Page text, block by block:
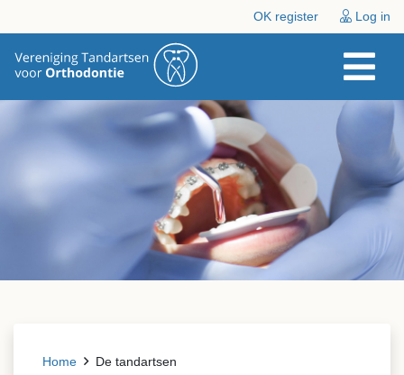
OK register Log in
Home De tandartsen